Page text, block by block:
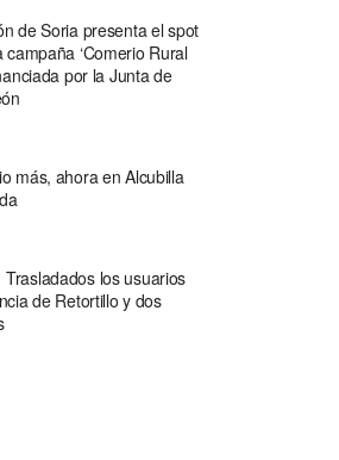
de Soria presenta el spot
‘Comerio Rural
por la Junta de
más, ahora en Alcubilla
Trasladados los usuarios
de Retortillo y dos